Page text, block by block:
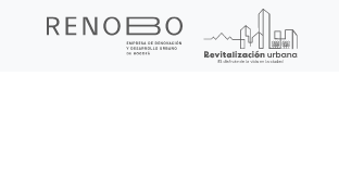
Sitio WebReúsa y Revitaliza